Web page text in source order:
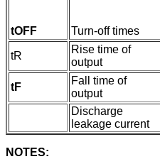
tOFF Turn-off times
tR
Rise time of
output
tF
Fall time of
output
Discharge
leakage current
NOTES: